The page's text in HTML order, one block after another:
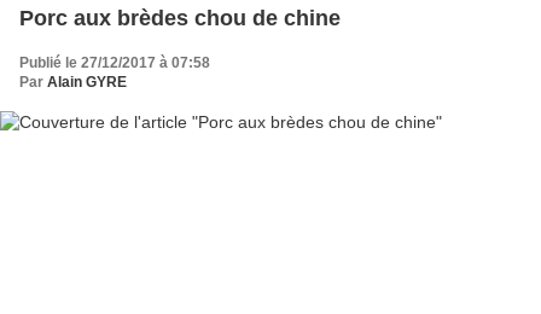
Porc aux brèdes chou de chine
Publié le 27/12/2017 à 07:58
Par Alain GYRE